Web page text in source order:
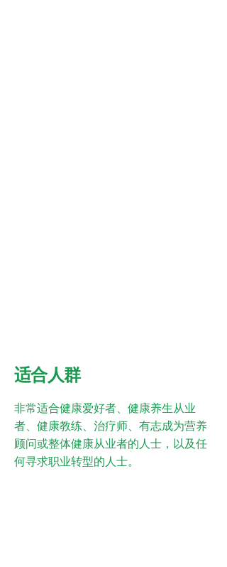
非常适合健康爱好者、健康养生从业
者、健康教练、治疗师、有志成为营养
顾问或整体健康从业者的人士，以及任
何寻求职业转型的人士。
适合人群